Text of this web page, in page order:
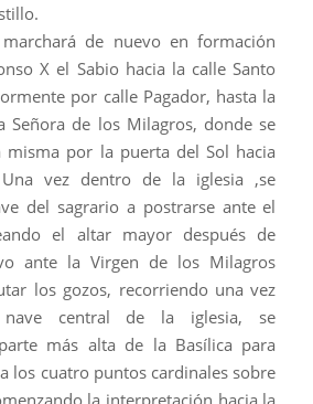
marchará de nuevo en formación
X el Sabio hacia la calle Santo
por calle Pagador, hasta la
Señora de los Milagros, donde se
misma por la puerta del Sol hacia
vez dentro de la iglesia ,se
del sagrario a postrarse ante el
el altar mayor después de
ante la Virgen de los Milagros
los gozos, recorriendo una vez
nave central de la iglesia, se
más alta de la Basílica para
los cuatro puntos cardinales sobre
la interpretación hacia la